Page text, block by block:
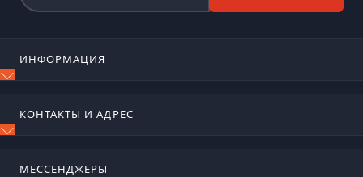
ИНФОРМАЦИЯ
Отзывы
КОНТАКТЫ И АДРЕС
МЕССЕНДЖЕРЫ